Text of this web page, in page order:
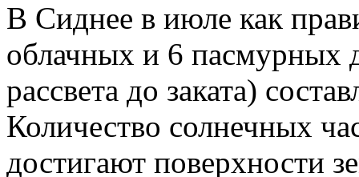
В Сиднее в июле как
облачных и 6 пасмурных
рассвета до заката)
Количество солнечных
достигают поверхности